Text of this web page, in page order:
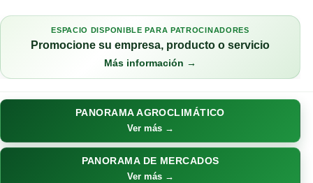
ESPACIO DISPONIBLE PARA PATROCINADORES
Promocione su empresa, producto o servicio
Más información →
PANORAMA AGROCLIMÁTICO
Ver más →
PANORAMA DE MERCADOS
Ver más →